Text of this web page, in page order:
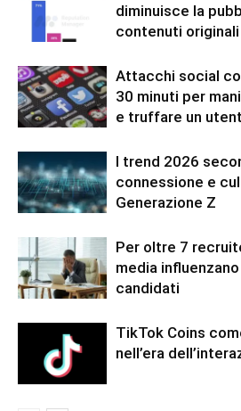
diminuisce la
contenuti originali
Attacchi social
30 minuti per
e truffare un
I trend 2026
connessione e
Generazione Z
Per oltre 7
media
candidati
TikTok Coins
nell’era